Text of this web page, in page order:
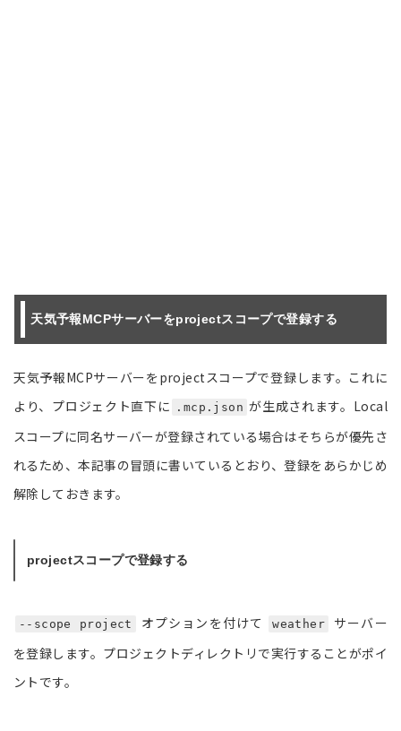
天気予報MCPサーバーをprojectスコープで登録する
天気予報MCPサーバーをprojectスコープで登録します。これに
より、プロジェクト直下に
.mcp.json が生成されます。Local
スコープに同名サーバーが登録されている場合はそちらが優先さ
れるため、本記事の冒頭に書いているとおり、登録をあらかじめ
解除しておきます。
projectスコープで登録する
--scope project オプションを付けて weather
サーバー
を登録します。プロジェクトディレクトリで実行することがポイ
ントです。